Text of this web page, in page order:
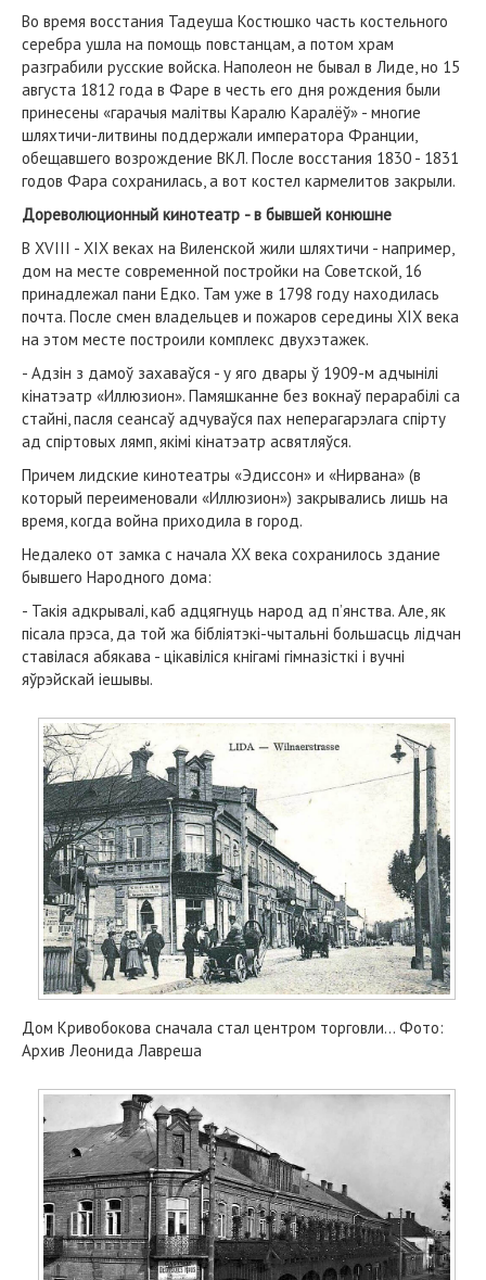
Во время восстания Тадеуша Костюшко часть костельного
серебра ушла на помощь повстанцам, а потом храм
разграбили русские войска. Наполеон не бывал в Лиде, но 15
августа 1812 года в Фаре в честь его дня рождения были
принесены «гарачыя малітвы Каралю Каралёў» - многие
шляхтичи-литвины поддержали императора Франции,
обещавшего возрождение ВКЛ. После восстания 1830 - 1831
годов Фара сохранилась, а вот костел кармелитов закрыли.
Дореволюционный кинотеатр - в бывшей конюшне
В XVIII - XIX веках на Виленской жили шляхтичи - например,
дом на месте современной постройки на Советской, 16
принадлежал пани Едко. Там уже в 1798 году находилась
почта. После смен владельцев и пожаров середины XIX века
на этом месте построили комплекс двухэтажек.
- Адзін з дамоў захаваўся - у яго двары ў 1909-м адчынілі
кінатэатр «Иллюзион». Памяшканне без вокнаў перарабілі са
стайні, пасля сеансаў адчуваўся пах неперагарэлага спірту
ад спіртовых лямп, якімi кінатэатр асвятляўся.
Причем лидские кинотеатры «Эдиссон» и «Нирвана» (в
который переименовали «Иллюзион») закрывались лишь на
время, когда война приходила в город.
Недалеко от замка с начала ХХ века сохранилось здание
бывшего Народного дома:
- Такія адкрывалі, каб адцягнуць народ ад п’янства. Але, як
пісала прэса, да той жа бібліятэкі-чытальні большасць лідчан
ставілася абякава - цікавіліся кнігамі гімназісткі і вучні
яўрэйскай іешывы.
Дом Кривобокова сначала стал центром торговли... Фото:
Архив Леонида Лавреша